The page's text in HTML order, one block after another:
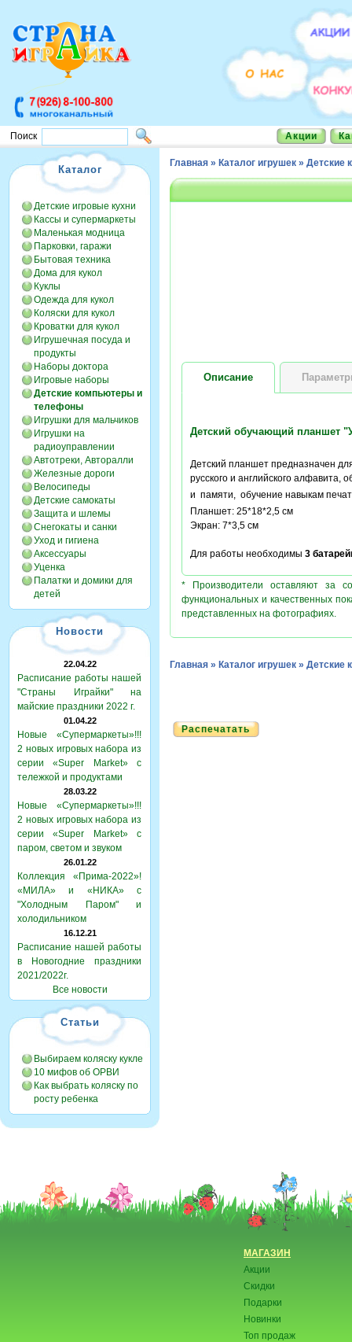
Поиск Акции
Каталог
Детские игровые кухни
Кассы и супермаркеты
Маленькая модница
Парковки, гаражи
Бытовая техника
Дома для кукол
Куклы
Одежда для кукол
Коляски для кукол
Кроватки для кукол
Игрушечная посуда и
продукты
Наборы доктора
Игровые наборы
Детские компьютеры и
телефоны
Игрушки для мальчиков
Игрушки на
радиоуправлении
Автотреки, Авторалли
Железные дороги
Велосипеды
Детские самокаты
Защита и шлемы
Снегокаты и санки
Уход и гигиена
Аксессуары
Уценка
Палатки и домики для
детей
Новости
22.04.22
Расписание работы нашей
"Страны Играйки" на
майские праздники 2022 г.
01.04.22
Новые «Супермаркеты»!!!
2 новых игровых набора из
серии «Super Market» с
тележкой и продуктами
28.03.22
Новые «Супермаркеты»!!!
2 новых игровых набора из
серии «Super Market» с
паром, светом и звуком
26.01.22
Коллекция «Прима-2022»!
«МИЛА» и «НИКА» с
"Холодным Паром" и
холодильником
16.12.21
Расписание нашей работы
в Новогодние праздники
2021/2022г.
Все новости
Статьи
Выбираем коляску кукле
10 мифов об ОРВИ
Как выбрать коляску по
росту ребенка
Главная » Каталог игрушек » Детские
Описание
Детский обучающий планшет
Детский планшет предназначен
русского и английского алфавита,
и памяти, обучение навыкам
Планшет: 25*18*2,5 см
Экран: 7*3,5 см
Для работы необходимы 3
* Производители оставляют за
функциональных и качественных
представленных на фотографиях.
Главная » Каталог игрушек » Детские
Распечатать
МАГАЗИН
Акции
Скидки
Подарки
Новинки
Топ продаж